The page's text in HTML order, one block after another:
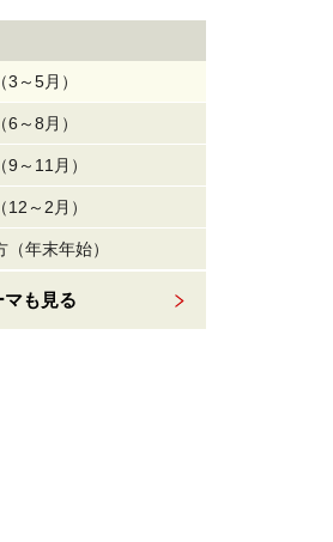
～5月）
～8月）
～11月）
～2月）
年末年始）
も見る